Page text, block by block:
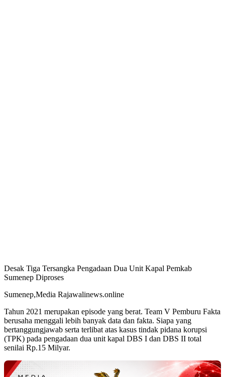
Desak Tiga Tersangka Pengadaan Dua Unit Kapal Pemkab
Sumenep Diproses
Sumenep,Media Rajawalinews.online
Tahun 2021 merupakan episode yang berat. Team V Pemburu Fakta
berusaha menggali lebih banyak data dan fakta. Siapa yang
bertanggungjawab serta terlibat atas kasus tindak pidana korupsi
(TPK) pada pengadaan dua unit kapal DBS I dan DBS II total
senilai Rp.15 Milyar.